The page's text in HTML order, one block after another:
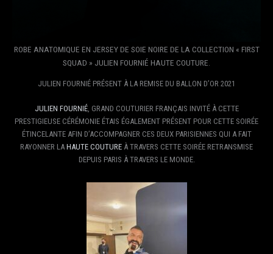
ROBE ANATOMIQUE EN JERSEY DE SOIE NOIRE DE LA COLLECTION « FIRST
SQUAD » JULIEN FOURNIÉ HAUTE COUTURE.
JULIEN FOURNIÉ PRÉSENT À LA REMISE DU BALLON D’OR 2021
JULIEN FOURNIÉ, GRAND COUTURIER FRANÇAIS INVITÉ À CETTE
PRESTIGIEUSE CÉRÉMONIE ÉTAIS ÉGALEMENT PRÉSENT POUR CETTE SOIRÉE
ÉTINCELANTE AFIN D’ACCOMPAGNER CES DEUX PARISIENNES QUI A FAIT
RAYONNER LA HAUTE COUTURE À TRAVERS CETTE SOIRÉE RETRANSMISE
DEPUIS PARIS À TRAVERS LE MONDE.